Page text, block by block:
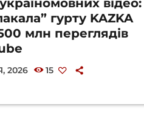
відео:
гурту KAZKA
млн переглядів
2026 15